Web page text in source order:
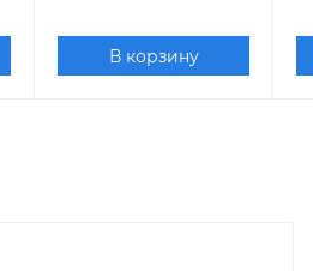
В корзину